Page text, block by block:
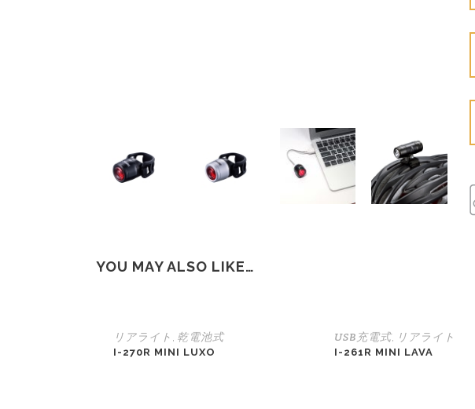
YOU MAY ALSO LIKE…
リアライト 乾電池式
I-270R MINI LUXO
USB充電式, リアライト
I-261R MINI LAVA